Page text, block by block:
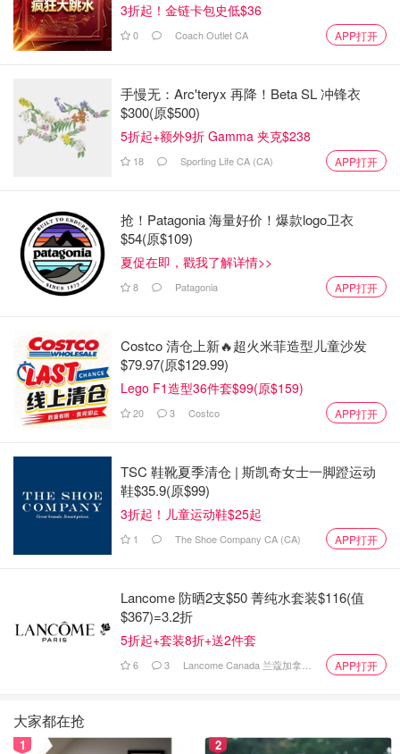
3折起！金链卡包史低$36
0 Coach Outlet CA APP打开
手慢无：Arc'teryx 再降！Beta SL 冲锋衣
$300(原$500)
5折起+额外9折 Gamma 夹克$238
18 Sporting Life CA (CA) APP打开
抢！Patagonia 海量好价！爆款logo卫衣
$54(原$109)
夏促在即，戳我了解详情>>
8 Patagonia APP打开
Costco 清仓上新🔥超火米菲造型儿童沙发
$79.97(原$129.99)
Lego F1造型36件套$99(原$159)
20 3 Costco APP打开
TSC 鞋靴夏季清仓 | 斯凯奇女士一脚蹬运动
鞋$35.9(原$99)
3折起！儿童运动鞋$25起
1 The Shoe Company CA (CA) APP打开
Lancome 防晒2支$50 菁纯水套装$116(值
$367)=3.2折
5折起+套装8折+送2件套
6 3 Lancome Canada 兰蔻加拿大官网 APP打开
大家都在抢
1 2